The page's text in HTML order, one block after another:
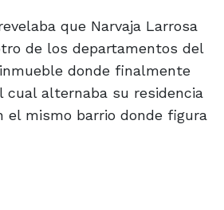
que Narvaja Larrosa
de los departamentos del
donde finalmente
cual alternaba su residencia
el mismo barrio donde figura